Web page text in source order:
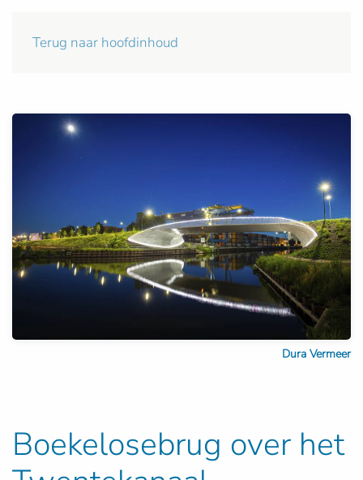
Terug naar hoofdinhoud
Dura Vermeer
Boekelosebrug over het